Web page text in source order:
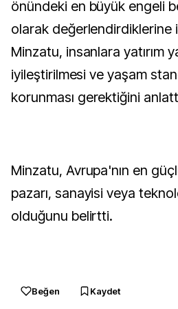
önündeki en büyük engeli
olarak değerlendirdiklerine
Minzatu, insanlara yatırım
iyileştirilmesi ve yaşam
korunması gerektiğini
Minzatu, Avrupa'nın en
pazarı, sanayisi veya
olduğunu belirtti.
Beğen Kaydet